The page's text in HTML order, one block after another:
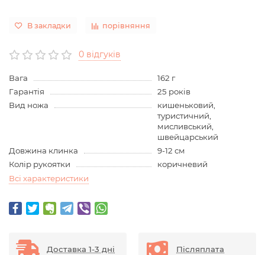
В закладки порівняння
0 відгуків
Вага
162 г
Гарантія
25 років
Вид ножа
кишеньковий,
туристичний,
мисливський,
швейцарський
Довжина клинка
9-12 см
Колір рукоятки
коричневий
Всі характеристики
Доставка 1-3 дні Післяплата